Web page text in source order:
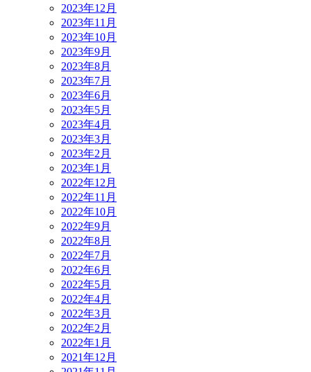
2023年12月
2023年11月
2023年10月
2023年9月
2023年8月
2023年7月
2023年6月
2023年5月
2023年4月
2023年3月
2023年2月
2023年1月
2022年12月
2022年11月
2022年10月
2022年9月
2022年8月
2022年7月
2022年6月
2022年5月
2022年4月
2022年3月
2022年2月
2022年1月
2021年12月